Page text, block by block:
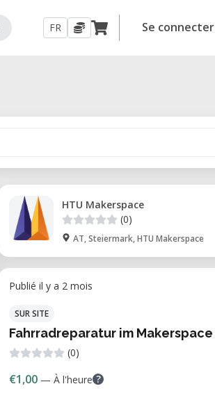
FR Se connecter
HTU Makerspace
(0)
AT, Steiermark, HTU Makerspace
Publié il y a 2 mois
SUR SITE
Fahrradreparatur im Makerspace
(0)
€1,00 — À l'heure ?